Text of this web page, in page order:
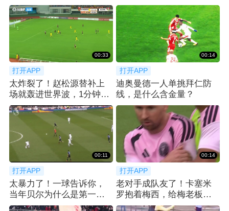
00:33
打开APP
太炸裂了！赵松源替补上
场就轰进世界波，1分钟2
球反超太猛了
00:14
打开APP
迪奥曼德一人单挑拜仁防
线，是什么含金量？
00:11
打开APP
太暴力了！一球告诉你，
当年贝尔为什么是第一个
亿元先生！
00:14
打开APP
老对手成队友了！卡塞米
罗抱着梅西，给梅老板整
笑了😂